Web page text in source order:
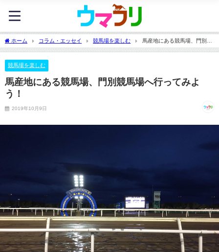
ホーム コラム・エッセイ 競馬場を楽しむ
馬産地にある競馬場、門別競
馬場へ行ってみよう！
競馬場を楽しむ
馬産地にある競馬場、門別競馬場へ行ってみよ
う！
2019年10月9日